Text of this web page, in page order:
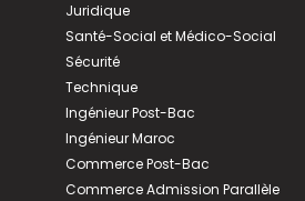
Juridique
Santé-Social et Médico-Social
Sécurité
Technique
Ingénieur Post-Bac
Ingénieur Maroc
Commerce Post-Bac
Commerce Admission Parallèle